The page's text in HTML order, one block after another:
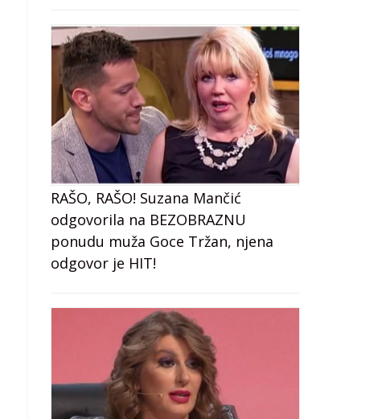
RAŠO, RAŠO! Suzana Mančić
odgovorila na BEZOBRAZNU
ponudu muža Goce Tržan, njena
odgovor je HIT!